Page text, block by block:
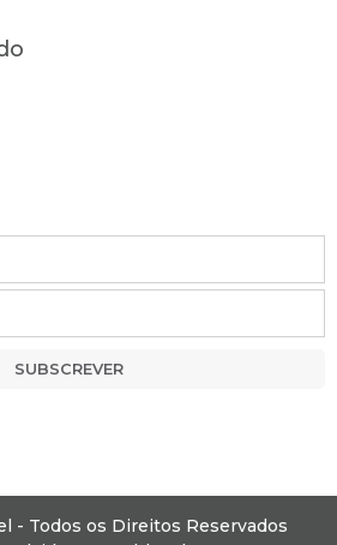
SUBSCREVER
- Todos os Direitos Reservados